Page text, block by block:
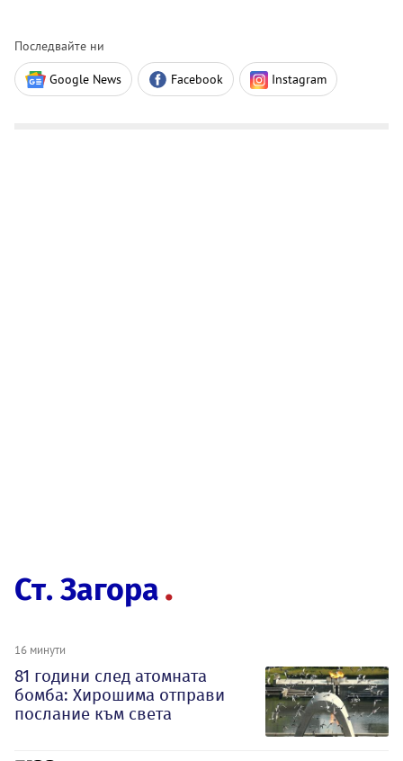
Последвайте ни
Google News Facebook Instagram
Ст. Загора
16 минути
81 години след атомната
бомба: Хирошима отправи
послание към света